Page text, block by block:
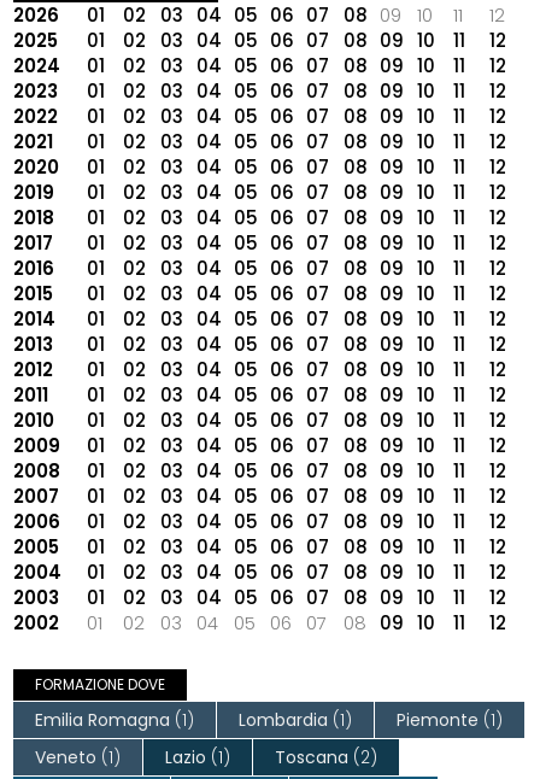
2026 01 02 03 04 05 06 07 08 09 10 11
12
2025
01 02 03 04 05 06 07 08 09 10 11
12
2024
01 02 03 04 05 06 07 08 09 10 11
12
2023
01 02 03 04 05 06 07 08 09 10 11
12
2022
01 02 03 04 05 06 07 08 09 10 11
12
2021
01 02 03 04 05 06 07 08 09 10 11
12
2020
01 02 03 04 05 06 07 08 09 10 11
12
2019
01 02 03 04 05 06 07 08 09 10 11
12
2018
01 02 03 04 05 06 07 08 09 10 11
12
2017
01 02 03 04 05 06 07 08 09 10 11
12
2016
01 02 03 04 05 06 07 08 09 10 11
12
2015
01 02 03 04 05 06 07 08 09 10 11
12
2014
01 02 03 04 05 06 07 08 09 10 11
12
2013
01 02 03 04 05 06 07 08 09 10 11
12
2012
01 02 03 04 05 06 07 08 09 10 11
12
2011
01 02 03 04 05 06 07 08 09 10 11
12
2010
01 02 03 04 05 06 07 08 09 10 11
12
2009
01 02 03 04 05 06 07 08 09 10 11
12
2008
01 02 03 04 05 06 07 08 09 10 11
12
2007
01 02 03 04 05 06 07 08 09 10 11
12
2006
01 02 03 04 05 06 07 08 09 10 11
12
2005
01 02 03 04 05 06 07 08 09 10 11
12
2004
01 02 03 04 05 06 07 08 09 10 11
12
2003
01 02 03 04 05 06 07 08 09 10 11
12
2002
01 02 03 04 05 06 07 08 09 10 11 12
FORMAZIONE DOVE
Emilia Romagna (1) Lombardia (1) Piemonte (1)
Veneto (1) Lazio (1) Toscana (2)